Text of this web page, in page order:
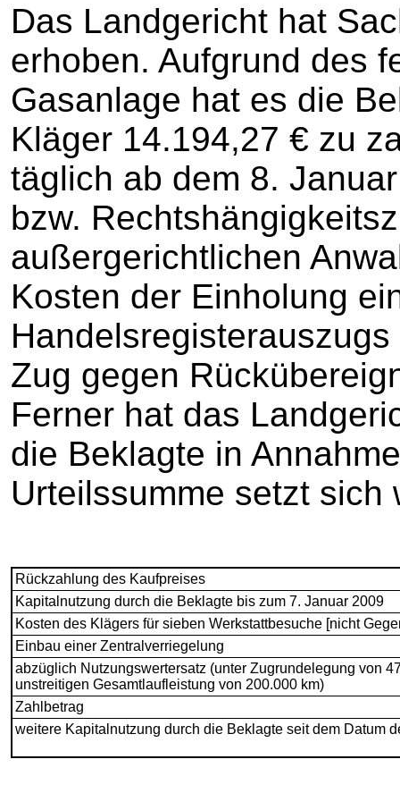
Das Landgericht hat
erhoben. Aufgrund des
Gasanlage hat es die
Kläger 14.194,27 € zu
täglich ab dem 8.
bzw.
außergerichtlichen
Kosten der Einholung
Zug gegen
Ferner hat das
die Beklagte in
Urteilssumme setzt sich
Rückzahlung des Kaufpreises
Kapitalnutzung durch die Beklagte bis zum 7. Januar 2009
Kosten des Klägers für sieben Werkstattbesuche [nicht
Einbau einer Zentralverriegelung
abzüglich Nutzungswertersatz (unter Zugrundelegung von
unstreitigen Gesamtlaufleistung von 200.000 km)
Zahlbetrag
weitere Kapitalnutzung durch die Beklagte seit dem Datum